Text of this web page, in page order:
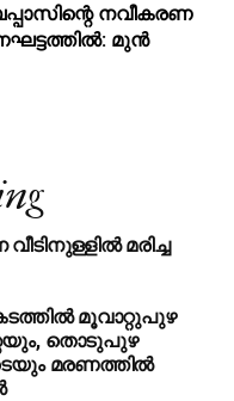
നവീകരണ
മുന്‍
മരിച്ച
മൂവാറ്റുപുഴ
തൊടുപുഴ
മരണത്തില്‍